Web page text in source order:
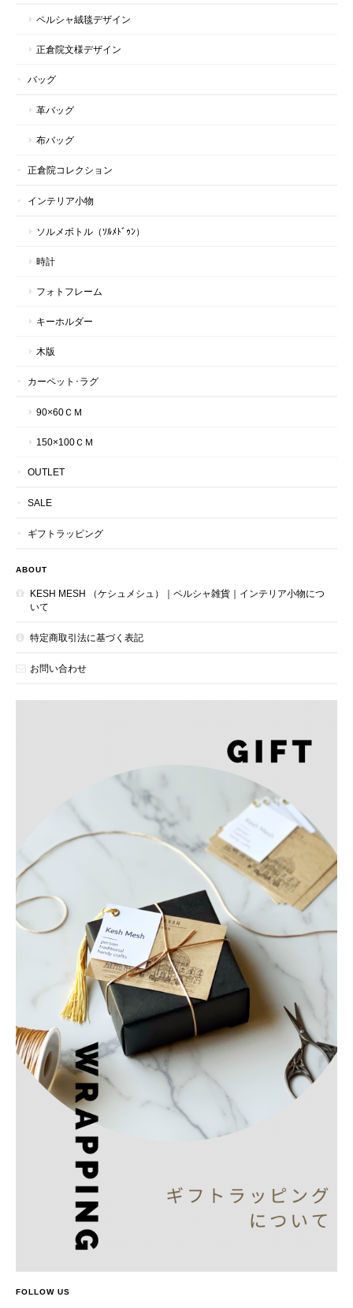
ペルシャ絨毯デザイン
正倉院文様デザイン
バッグ
革バッグ
布バッグ
正倉院コレクション
インテリア小物
ソルメボトル（ｿﾙﾒﾄﾞｩﾝ）
時計
フォトフレーム
キーホルダー
木版
カーペット･ラグ
90×60ＣＭ
150×100ＣＭ
OUTLET
SALE
ギフトラッピング
ABOUT
KESH MESH （ケシュメシュ）｜ペルシャ雑貨｜インテリア小物につ
いて
特定商取引法に基づく表記
お問い合わせ
FOLLOW US